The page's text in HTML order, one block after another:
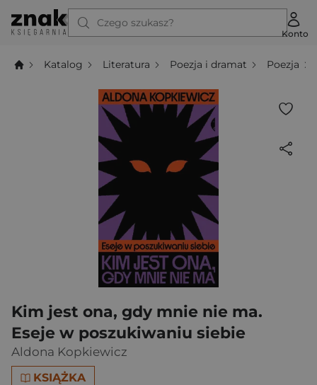
Czego szukasz?
Konto
Katalog Literatura Poezja i dramat Poezja
Kim jest ona, gdy mnie nie ma.
Eseje w poszukiwaniu siebie
Aldona Kopkiewicz
KSIĄŻKA